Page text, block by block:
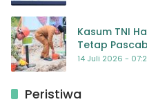
Kasum TNI
Tetap
Harapan
14 Juli 2026 -
Peristiwa